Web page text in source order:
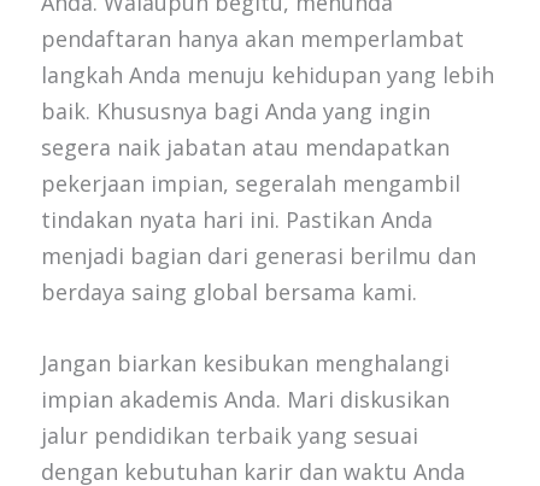
pendaftaran hanya akan memperlambat
langkah Anda menuju kehidupan yang lebih
baik. Khususnya bagi Anda yang ingin
segera naik jabatan atau mendapatkan
pekerjaan impian, segeralah mengambil
tindakan nyata hari ini. Pastikan Anda
menjadi bagian dari generasi berilmu dan
berdaya saing global bersama kami.
Jangan biarkan kesibukan menghalangi
impian akademis Anda. Mari diskusikan
jalur pendidikan terbaik yang sesuai
dengan kebutuhan karir dan waktu Anda